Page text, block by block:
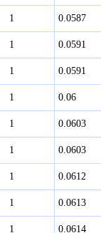
1 0.0587
1 0.0591
1 0.0591
1 0.06
1 0.0603
1 0.0603
1 0.0612
1 0.0613
1 0.0614